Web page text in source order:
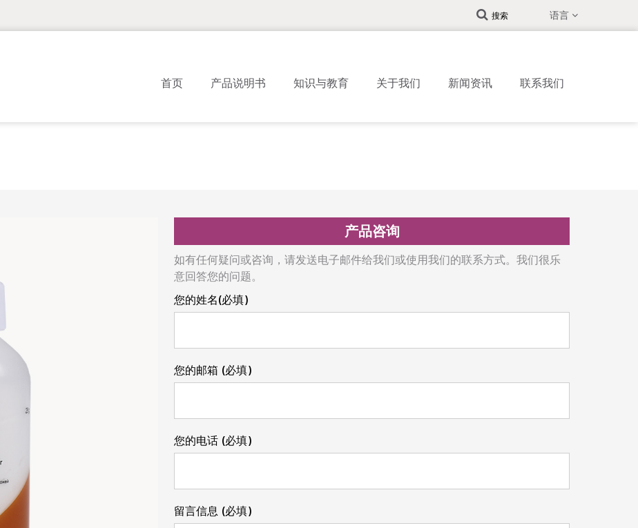
语言
搜索
首页 产品说明书 知识与教育 关于我们 新闻资讯 联系我们
产品咨询
如有任何疑问或咨询，请发送电子邮件给我们或使用我们的联系方式。我们很乐
意回答您的问题。
您的姓名(必填)
您的邮箱 (必填)
您的电话 (必填)
留言信息 (必填)